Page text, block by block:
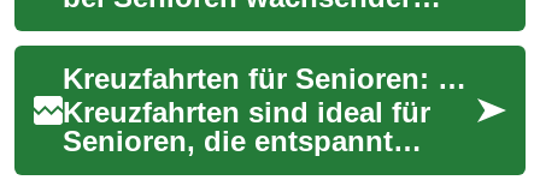
Beliebtheit. Die Kombination
aus Komfort, Entspannung
und der Mögl...
Kreuzfahrten für Senioren: Komfortabel und sorgenfrei reisen
Kreuzfahrten sind ideal für
Senioren, die entspannt
Komfort, Sicherheit und